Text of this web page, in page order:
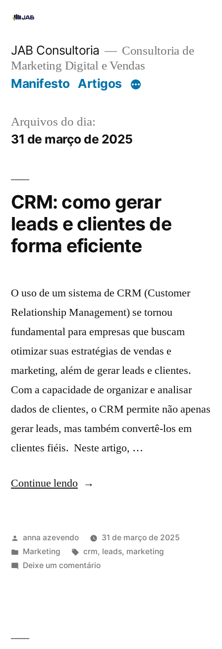
JAB Consultoria
Consultoria de
Marketing Digital e Vendas
Manifesto Artigos
Arquivos do dia:
31 de março de 2025
CRM: como gerar
leads e clientes de
forma eficiente
O uso de um sistema de CRM (Customer
Relationship Management) se tornou
fundamental para empresas que buscam
otimizar suas estratégias de vendas e
marketing, além de gerar leads e clientes.
Com a capacidade de organizar e analisar
dados de clientes, o CRM permite não apenas
gerar leads, mas também convertê-los em
clientes fiéis. Neste artigo, …
Continue lendo
anna azevendo
31 de março de 2025
Marketing
crm, leads, marketing
Deixe um comentário